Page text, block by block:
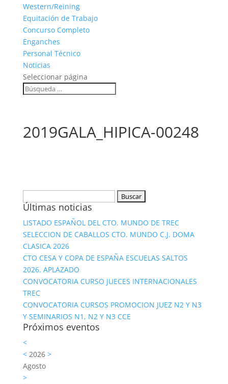
Western/Reining
Equitación de Trabajo
Concurso Completo
Enganches
Personal Técnico
Noticias
Seleccionar página
2019GALA_HIPICA-00248
Últimas noticias
LISTADO ESPAÑOL DEL CTO. MUNDO DE TREC
SELECCION DE CABALLOS CTO. MUNDO C.J. DOMA
CLASICA 2026
CTO CESA Y COPA DE ESPAÑA ESCUELAS SALTOS
2026. APLAZADO
CONVOCATORIA CURSO JUECES INTERNACIONALES
TREC
CONVOCATORIA CURSOS PROMOCION JUEZ N2 Y N3
Y SEMINARIOS N1, N2 Y N3 CCE
Próximos eventos
<
<2026 >
Agosto
>